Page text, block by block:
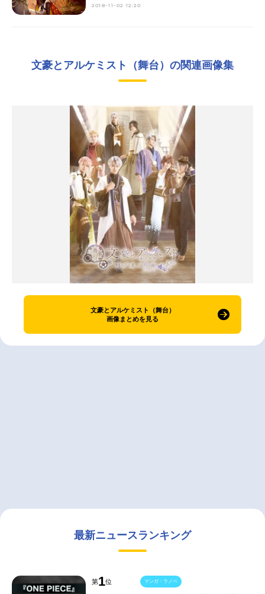
2018-11-02 12:20
文豪とアルケミスト（舞台）の関連画像集
文豪とアルケミスト（舞台）
画像まとめを見る
最新ニュースランキング
第1位 マンガ・ラノベ